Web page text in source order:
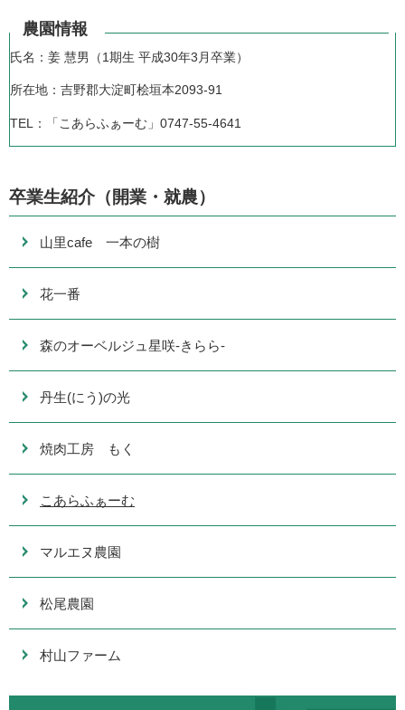
農園情報
氏名：姜 慧男（1期生 平成30年3月卒業）
所在地：吉野郡大淀町桧垣本2093-91
TEL：「こあらふぁーむ」0747-55-4641
卒業生紹介（開業・就農）
山里cafe 一本の樹
花一番
森のオーベルジュ星咲-きらら-
丹生(にう)の光
焼肉工房 もく
こあらふぁーむ
マルエヌ農園
松尾農園
村山ファーム